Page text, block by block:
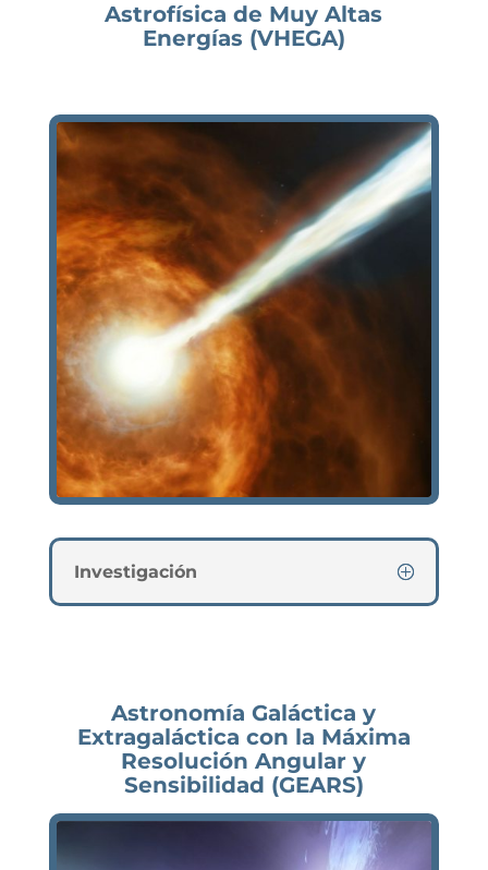
Astrofísica de Muy Altas
Energías (VHEGA)
Investigación
Astronomía Galáctica y
Extragaláctica con la Máxima
Resolución Angular y
Sensibilidad (GEARS)